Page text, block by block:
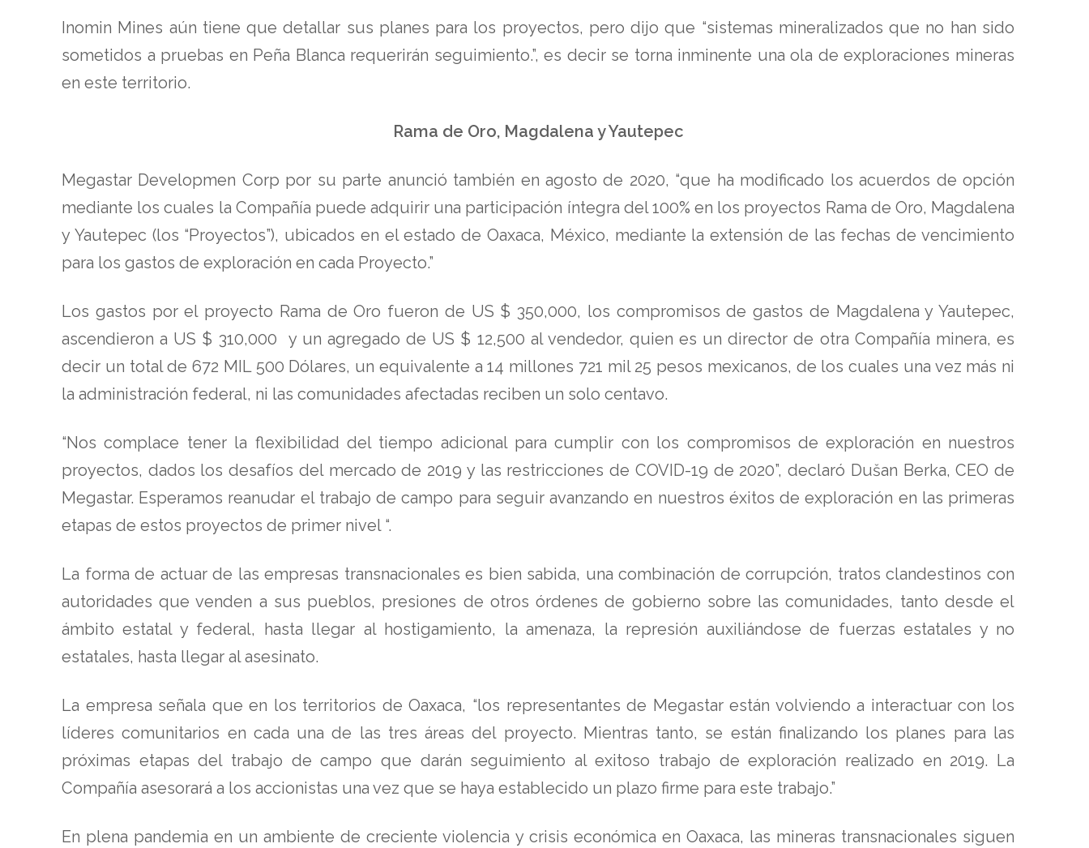
Inomin Mines aún tiene que detallar sus planes para los proyectos, pero dijo que “sistemas mineralizados que no han sido
sometidos a pruebas en Peña Blanca requerirán seguimiento.”, es decir se torna inminente una ola de exploraciones mineras
en este territorio.
Rama de Oro, Magdalena y Yautepec
Megastar Developmen Corp por su parte anunció también en agosto de 2020, “que ha modificado los acuerdos de opción
mediante los cuales la Compañía puede adquirir una participación íntegra del 100% en los proyectos Rama de Oro, Magdalena
y Yautepec (los “Proyectos”), ubicados en el estado de Oaxaca, México, mediante la extensión de las fechas de vencimiento
para los gastos de exploración en cada Proyecto.”
Los gastos por el proyecto Rama de Oro fueron de US $ 350,000, los compromisos de gastos de Magdalena y Yautepec,
ascendieron a US $ 310,000 y un agregado de US $ 12,500 al vendedor, quien es un director de otra Compañía minera, es
decir un total de 672 MIL 500 Dólares, un equivalente a 14 millones 721 mil 25 pesos mexicanos, de los cuales una vez más ni
la administración federal, ni las comunidades afectadas reciben un solo centavo.
“Nos complace tener la flexibilidad del tiempo adicional para cumplir con los compromisos de exploración en nuestros
proyectos, dados los desafíos del mercado de 2019 y las restricciones de COVID-19 de 2020”, declaró Dušan Berka, CEO de
Megastar. Esperamos reanudar el trabajo de campo para seguir avanzando en nuestros éxitos de exploración en las primeras
etapas de estos proyectos de primer nivel “.
La forma de actuar de las empresas transnacionales es bien sabida, una combinación de corrupción, tratos clandestinos con
autoridades que venden a sus pueblos, presiones de otros órdenes de gobierno sobre las comunidades, tanto desde el
ámbito estatal y federal, hasta llegar al hostigamiento, la amenaza, la represión auxiliándose de fuerzas estatales y no
estatales, hasta llegar al asesinato.
La empresa señala que en los territorios de Oaxaca, “los representantes de Megastar están volviendo a interactuar con los
líderes comunitarios en cada una de las tres áreas del proyecto. Mientras tanto, se están finalizando los planes para las
próximas etapas del trabajo de campo que darán seguimiento al exitoso trabajo de exploración realizado en 2019. La
Compañía asesorará a los accionistas una vez que se haya establecido un plazo firme para este trabajo.”
En plena pandemia en un ambiente de creciente violencia y crisis económica en Oaxaca, las mineras transnacionales siguen